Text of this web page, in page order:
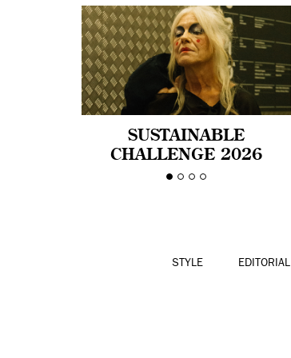
SUSTAINABLE
CHALLENGE 2026
CELEBRA LA
STYLE EDITORIAL